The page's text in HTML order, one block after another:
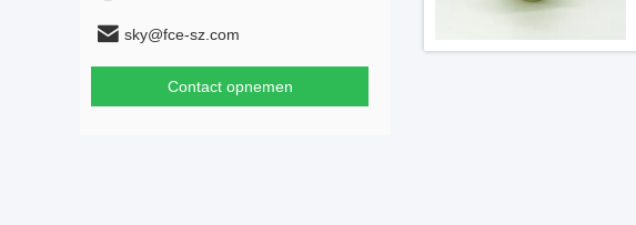
sky@fce-sz.com
Contact opnemen